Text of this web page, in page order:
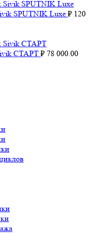
SPUTNIK Luxe ₽ 120
СТАРТ ₽ 78 000.00